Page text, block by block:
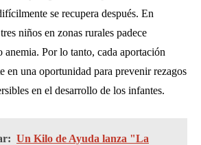
se recupera después. En
niños en zonas rurales padece
Por lo tanto, cada aportación
en una oportunidad para prevenir rezagos
en el desarrollo de los infantes.
Un Kilo de Ayuda lanza "La